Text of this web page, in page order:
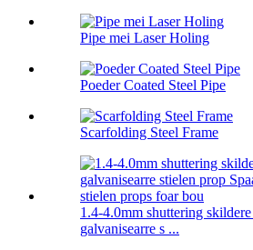
Pipe mei Laser Holing
Poeder Coated Steel Pipe
Scarfolding Steel Frame
1.4-4.0mm shuttering
galvanisearre s ...